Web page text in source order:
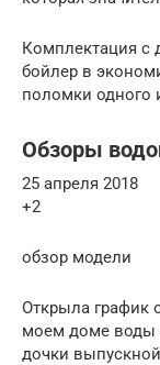
Комплектация с
бойлер в
поломки одного
Обзоры
25 апреля 2018
+2
обзор модели
Открыла график
моем доме воды
дочки